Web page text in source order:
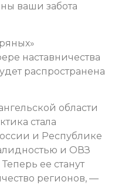
ваши забота
наставничества
распространена
области
стала
и Республике
и ОВЗ
ее станут
регионов, —